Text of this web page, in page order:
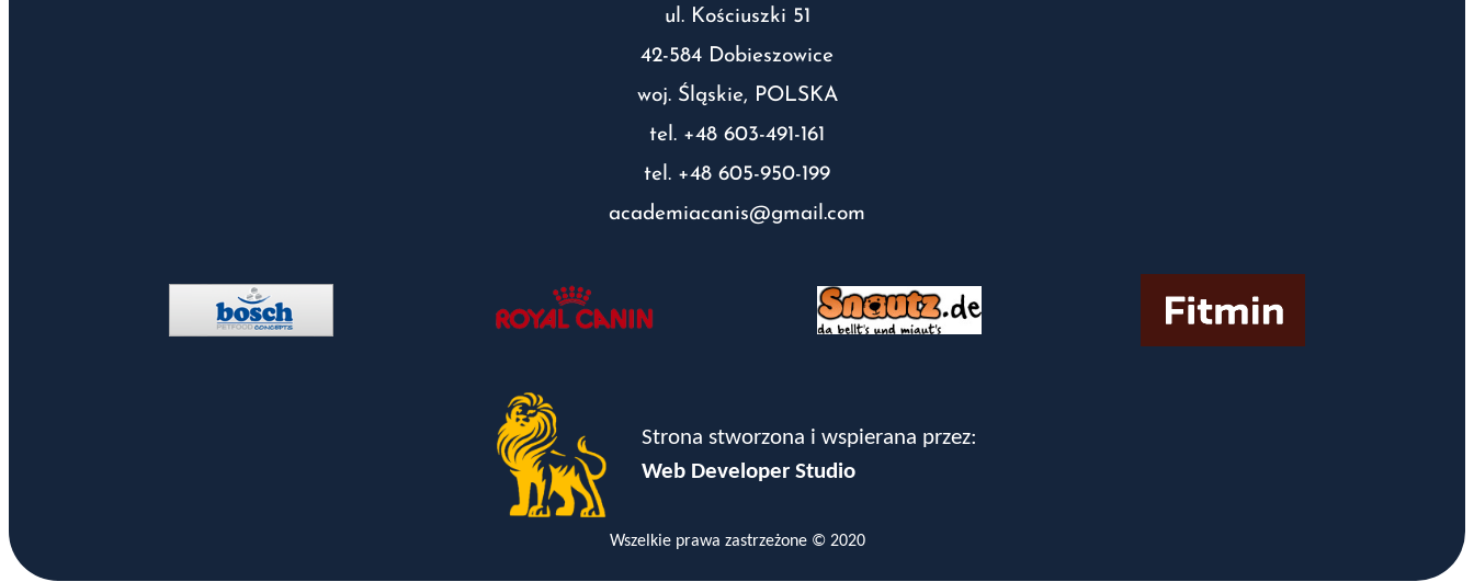
ul. Kościuszki 51
42-584 Dobieszowice
woj. Śląskie, POLSKA
tel. +48 603-491-161
tel. +48 605-950-199
academiacanis@gmail.com
Strona stworzona i wspierana przez:
Web Developer Studio
Wszelkie prawa zastrzeżone © 2020